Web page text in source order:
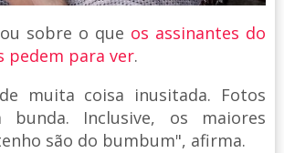
sobre o que os assinantes do
pedem para ver.
muita coisa inusitada. Fotos
Inclusive, os maiores
são do bumbum", afirma.